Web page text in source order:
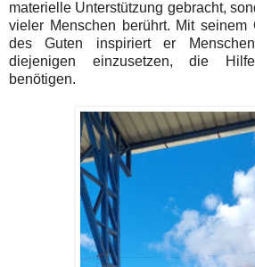
materielle Unterstützung gebracht,
vieler Menschen berührt. Mit
des Guten inspiriert er
diejenigen einzusetzen, die
benötigen.